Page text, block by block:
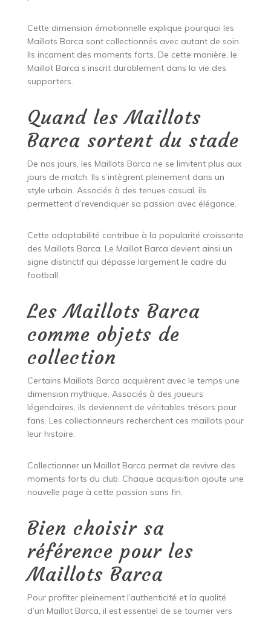
Cette dimension émotionnelle explique pourquoi les
Maillots Barca sont collectionnés avec autant de soin.
Ils incarnent des moments forts. De cette manière, le
Maillot Barca s’inscrit durablement dans la vie des
supporters.
Quand les Maillots
Barca sortent du stade
De nos jours, les Maillots Barca ne se limitent plus aux
jours de match. Ils s’intègrent pleinement dans un
style urbain. Associés à des tenues casual, ils
permettent d’revendiquer sa passion avec élégance.
Cette adaptabilité contribue à la popularité croissante
des Maillots Barca. Le Maillot Barca devient ainsi un
signe distinctif qui dépasse largement le cadre du
football.
Les Maillots Barca
comme objets de
collection
Certains Maillots Barca acquièrent avec le temps une
dimension mythique. Associés à des joueurs
légendaires, ils deviennent de véritables trésors pour
fans. Les collectionneurs recherchent ces maillots pour
leur histoire.
Collectionner un Maillot Barca permet de revivre des
moments forts du club. Chaque acquisition ajoute une
nouvelle page à cette passion sans fin.
Bien choisir sa
référence pour les
Maillots Barca
Pour profiter pleinement l’authenticité et la qualité
d’un Maillot Barca, il est essentiel de se tourner vers